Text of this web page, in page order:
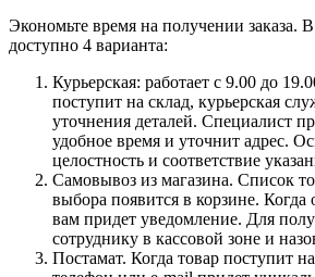
Экономьте время на получении заказа.
доступно 4 варианта:
Курьерская: работает с 9.00 до
поступит на склад, курьерская
уточнения деталей. Специалист
удобное время и уточнит адрес.
целостность и соответствие
Самовывоз из магазина. Список
выбора появится в корзине. Когда
вам придет уведомление. Для
сотруднику в кассовой зоне и
Постамат. Когда товар поступит